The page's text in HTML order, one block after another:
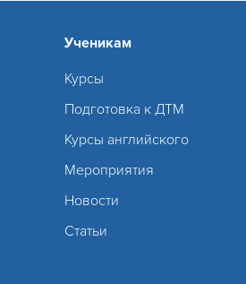
Ученикам
Курсы
Подготовка к ДТМ
Курсы английского
Мероприятия
Новости
Статьи